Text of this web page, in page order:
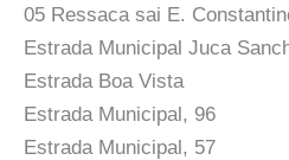
05 Ressaca sai E.
Estrada Municipal Juca
Estrada Boa Vista
Estrada Municipal, 96
Estrada Municipal, 57